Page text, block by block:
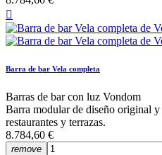

Barra de bar Vela completa
Barras de bar con luz Vondom
Barra modular de diseño original
restaurantes y terrazas.
8.784,60 €
remove